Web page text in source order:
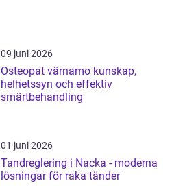
09 juni 2026
Osteopat värnamo kunskap,
helhetssyn och effektiv
smärtbehandling
01 juni 2026
Tandreglering i Nacka - moderna
lösningar för raka tänder